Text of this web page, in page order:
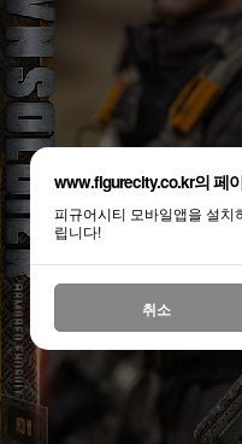
www.figurecity.co.kr의 페
피규어시티 모바일앱을 설치
립니다!
취소